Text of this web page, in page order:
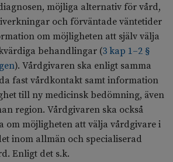
möjliga alternativ för vård,
och förväntade väntetider
om möjligheten att själv välja
behandlingar (3 kap 1–2 §
). Vårdgivaren ska enligt samma
fast vårdkontakt samt information
till ny medicinsk bedömning, även
region. Vårdgivaren ska också
om möjligheten att välja vårdgivare i
inom allmän och specialiserad
Enligt det s.k.